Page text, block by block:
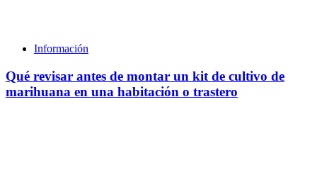
Información
Qué revisar antes de montar un kit de cultivo de
marihuana en una habitación o trastero